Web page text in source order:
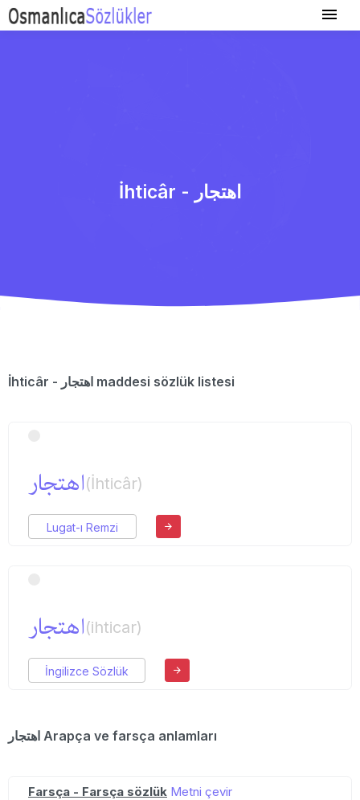
İhticâr - اهتجار
İhticâr - اهتجار maddesi sözlük listesi
اهتجار(İhticâr)
Lugat-ı Remzi
اهتجار(ihticar)
İngilizce Sözlük
اهتجار Arapça ve farsça anlamları
Farsça - Farsça sözlük Metni çevir